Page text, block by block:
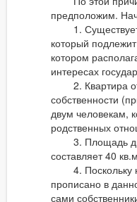
предположим.
1. Существует
который
котором
интересах
2. Квартира
собственности
двум человекам,
родственных
3. Площадь
составляет 40
4. Поскольку
прописано в
сами